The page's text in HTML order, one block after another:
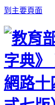
到主要頁面